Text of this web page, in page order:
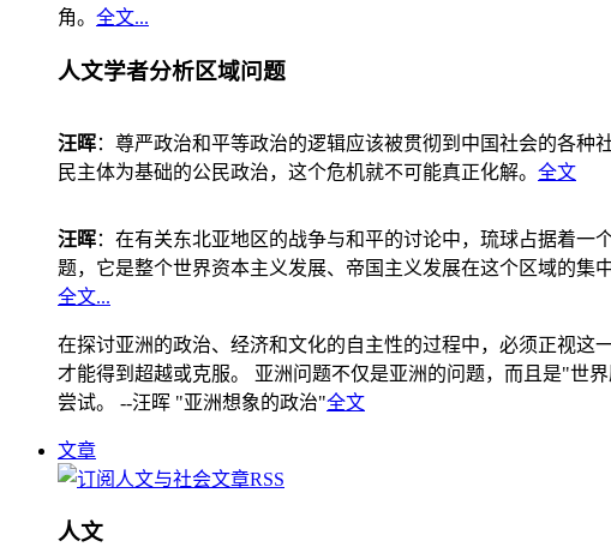
角。 全文...
人文学者分析区域问题
汪晖：尊严政治和平等政治的逻辑应该被贯彻到中国社会的各
民主体为基础的公民政治，这个危机就不可能真正化解。 全文
汪晖：在有关东北亚地区的战争与和平的讨论中，琉球占据着
题，它是整个世界资本主义发展、帝国主义发展在这个区域的集
全文...
在探讨亚洲的政治、经济和文化的自主性的过程中，必须正视
才能得到超越或克服。 亚洲问题不仅是亚洲的问题，而且是"世
尝试。 --汪晖 "亚洲想象的政治"全文
文章
人文